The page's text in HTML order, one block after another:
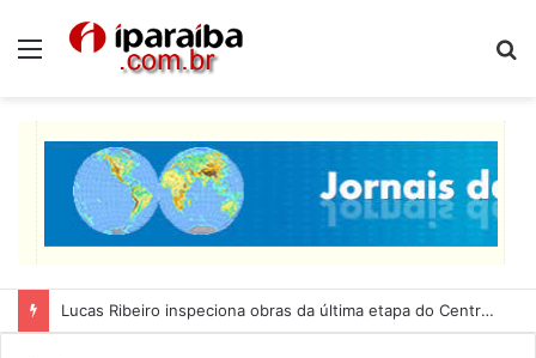
Menu
Lucas Ribeiro inspeciona obras da última etapa do Centro de Convenções